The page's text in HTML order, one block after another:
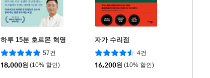
하루 15분 호르몬 혁명
57건
18,000원 (10% 할인)
자가 수리점
4건
16,200원 (10% 할인)